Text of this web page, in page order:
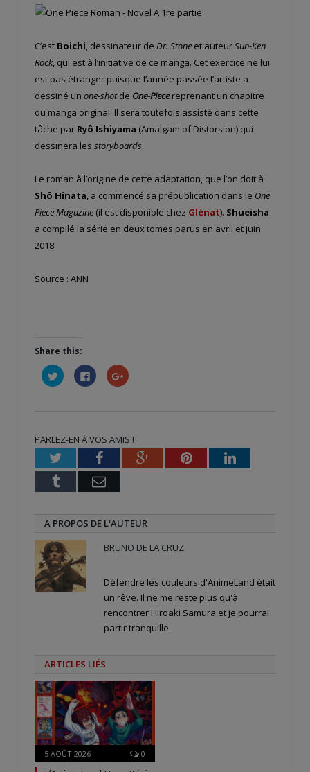
C’est Boichi, dessinateur de Dr. Stone et auteurSun-Ken
Rock, qui est à l’initiative de ce manga. Cet exercice ne lui
est pas étranger puisque l’année passée l’artiste a
dessiné un one-shotde One-Piecereprenant un chapitre
du manga original. Il sera toutefois assisté dans cette
tâche par Ryô Ishiyama (Amalgam of Distorsion) qui
dessinera les storyboards.
Le roman à l’origine de cette adaptation, que l’on doit à
Shô Hinata, a commencé sa prépublication dans le One
Piece Magazine (il est disponible chez Glénat). Shueisha
a compilé la série en deux tomes parus en avril et juin
2018.
Source : ANN
Share this:
Cliquez
pour
partager
fenêtre)
Cliquez
pour
partager
fenêtre)
Cliquez
pour
nouvelle
fenêtre)
PARLEZ-EN À VOS AMIS !
TwitterFacebookGoogle+PinterestLinkedIn
Tumblr Email
A PROPOS DE L'AUTEUR
BRUNO DE LA CRUZ
Défendre les couleurs d'AnimeLand était
un rêve. Il ne me reste plus qu'à
rencontrer Hiroaki Samura et je pourrai
partir tranquille.
ARTICLES LIÉS
5 AOÛT 2026 0